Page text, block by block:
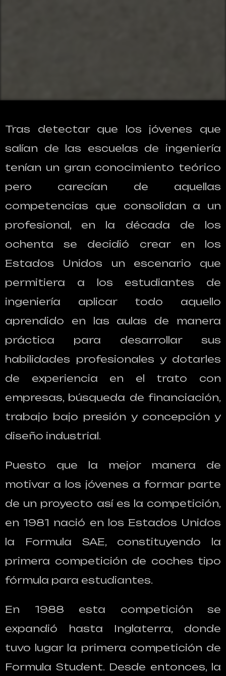
Tras detectar que los jóvenes que
salían de las escuelas de ingeniería
tenían un gran conocimiento teórico
pero carecían de aquellas
competencias que consolidan a un
profesional, en la década de los
ochenta se decidió crear en los
Estados Unidos un escenario que
permitiera a los estudiantes de
ingeniería aplicar todo aquello
aprendido en las aulas de manera
práctica para desarrollar sus
habilidades profesionales y dotarles
de experiencia en el trato con
empresas, búsqueda de financiación,
trabajo bajo presión y concepción y
diseño industrial.
Puesto que la mejor manera de
motivar a los jóvenes a formar parte
de un proyecto así es la competición,
en 1981 nació en los Estados Unidos
la Formula SAE, constituyendo la
primera competición de coches tipo
fórmula para estudiantes.
En 1988 esta competición se
expandió hasta Inglaterra, donde
tuvo lugar la primera competición de
Formula Student. Desde entonces, la